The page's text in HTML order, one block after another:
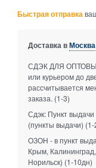
Быстрая отправка
Доставка вМосква
СДЭК ДЛЯ
или курьером до
рассчитывается
заказа. (1-3)
Сдэк: Пункт
(пункты выдачи) (1-
ОЗОН - в пункт
Крым,
Норильск) (1-10дн)